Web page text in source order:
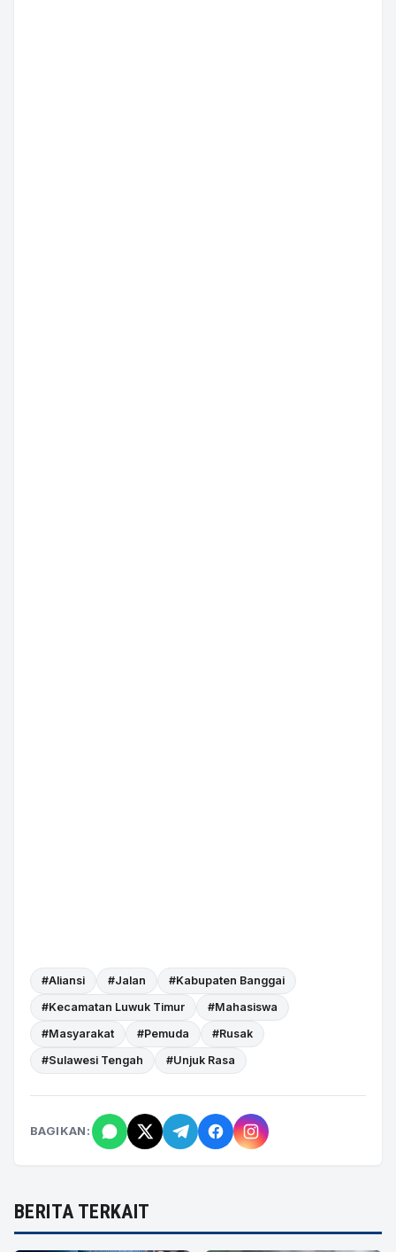
#Aliansi #Jalan
#Kabupaten Banggai
#Kecamatan Luwuk Timur
#Mahasiswa
#Masyarakat
#Pemuda
#Rusak
#Sulawesi Tengah
#Unjuk Rasa
BAGIKAN:
BERITA TERKAIT